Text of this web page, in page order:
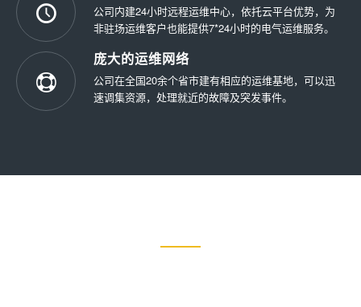
公司内建24小时远程运维中心，依托云平台优势，为
非驻场运维客户也能提供7*24小时的电气运维服务。
庞大的运维网络
公司在全国20余个省市建有相应的运维基地，可以迅
速调集资源，处理就近的故障及突发事件。